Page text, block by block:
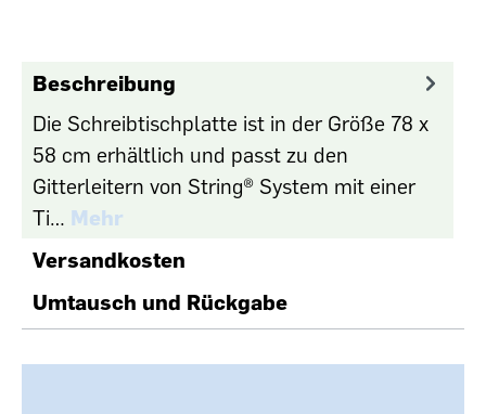
Beschreibung
Die Schreibtischplatte ist in der Größe 78 x
58 cm erhältlich und passt zu den
Gitterleitern von String® System mit einer
Ti… Mehr
Versandkosten
Umtausch und Rückgabe